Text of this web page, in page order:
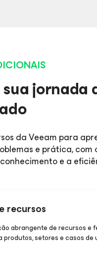
jornada
da Veeam para
e prática, com
e a
recursos
abrangente de recursos e
setores e casos de